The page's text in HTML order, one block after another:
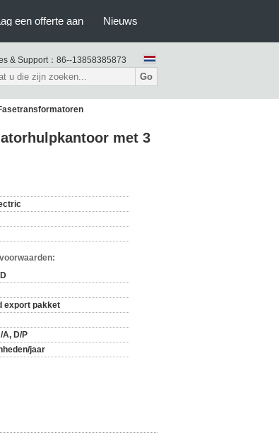
een offerte aan Nieuws
& Support： 86--13858385873
Go
met 3
export pakket
A, D/P
jaar